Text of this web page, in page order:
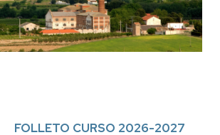
FOLLETO CURSO 2026-2027